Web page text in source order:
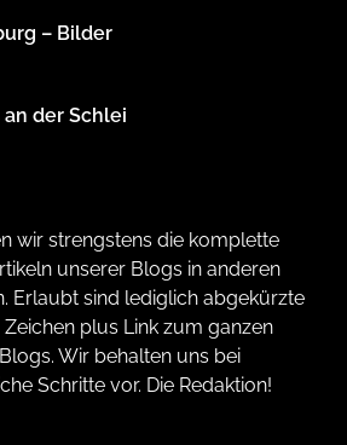
– Bilder
der Schlei
wir strengstens die komplette
unserer Blogs in anderen
Erlaubt sind lediglich abgekürzte
Zeichen plus Link zum ganzen
Wir behalten uns bei
Schritte vor. Die Redaktion!